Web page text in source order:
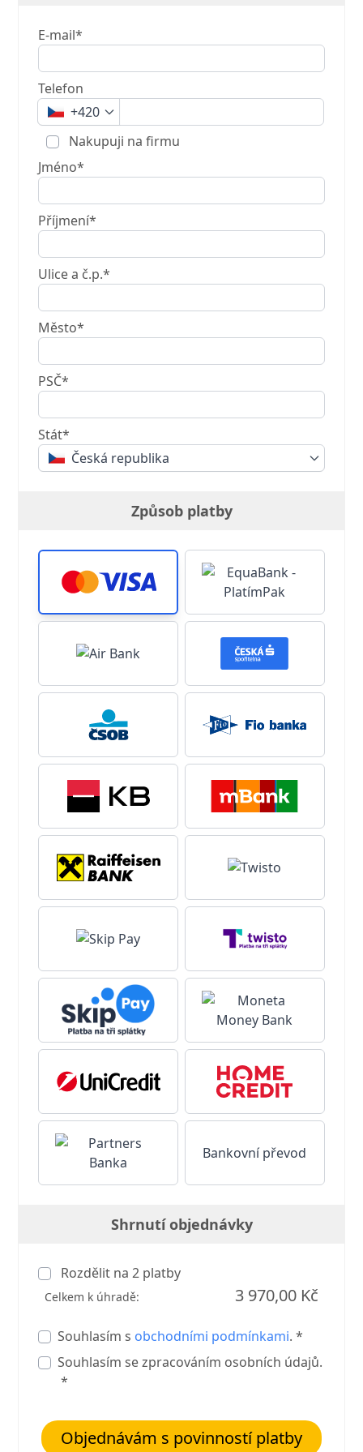
E-mail*
Telefon
+420
Nakupuji na firmu
Jméno*
Příjmení*
Ulice a č.p.*
Město*
PSČ*
Stát*
Česká republika
Způsob platby
Bankovní převod
Shrnutí objednávky
Rozdělit na2 platby
Celkem k úhradě: 3 970,00 Kč
Souhlasím s obchodními podmínkami. *
Souhlasím se zpracováním osobních údajů.
*
Objednávám s povinností platby